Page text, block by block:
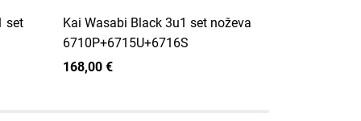
set
Kai Wasabi Black 3u1 set noževa
6710P+6715U+6716S
168,00 €